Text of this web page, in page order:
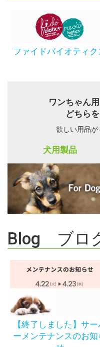
ファイドバイオティク
ワンちゃん
どちら
欲しい用品が
犬用製品
Blog ブロ
【終了しました】サ
ーメンテナンスのお知